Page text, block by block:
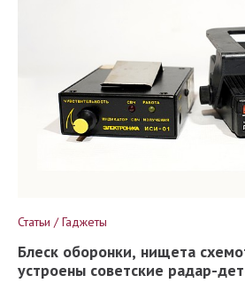
Статьи / Гаджеты
Блеск оборонки, нищета
устроены советские радар-